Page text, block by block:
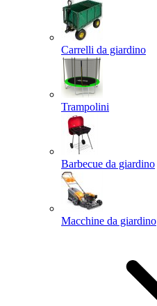
Carrelli da giardino
Trampolini
Barbecue da giardino
Macchine da giardino